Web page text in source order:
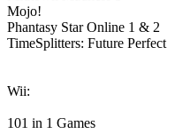
Mojo!
Phantasy Star Online 1 & 2
TimeSplitters: Future Perfect
Wii:
101 in 1 Games